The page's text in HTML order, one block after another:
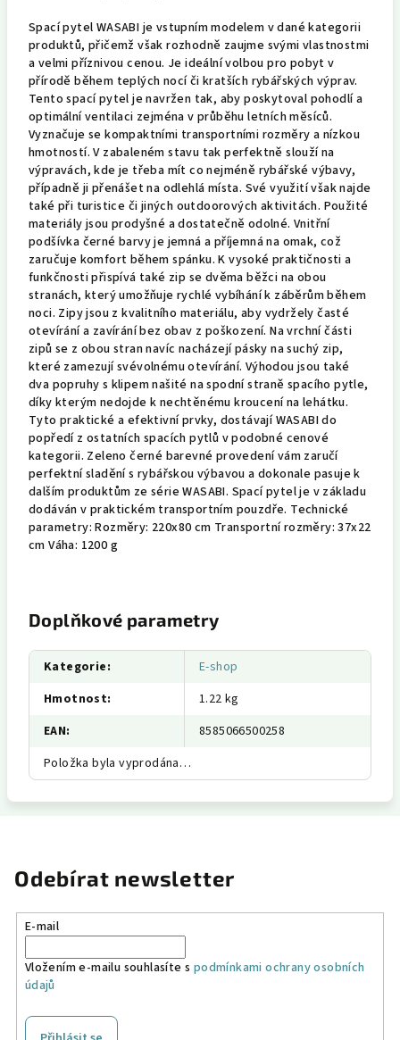
Spací pytel WASABI je vstupním modelem v dané kategorii
produktů, přičemž však rozhodně zaujme svými vlastnostmi
a velmi příznivou cenou. Je ideální volbou pro pobyt v
přírodě během teplých nocí či kratších rybářských výprav.
Tento spací pytel je navržen tak, aby poskytoval pohodlí a
optimální ventilaci zejména v průběhu letních měsíců.
Vyznačuje se kompaktními transportními rozměry a nízkou
hmotností. V zabaleném stavu tak perfektně slouží na
výpravách, kde je třeba mít co nejméně rybářské výbavy,
případně ji přenášet na odlehlá místa. Své využití však najde
také při turistice či jiných outdoorových aktivitách. Použité
materiály jsou prodyšné a dostatečně odolné. Vnitřní
podšívka černé barvy je jemná a příjemná na omak, což
zaručuje komfort během spánku. K vysoké praktičnosti a
funkčnosti přispívá také zip se dvěma běžci na obou
stranách, který umožňuje rychlé vybíhání k záběrům během
noci. Zipy jsou z kvalitního materiálu, aby vydržely časté
otevírání a zavírání bez obav z poškození. Na vrchní části
zipů se z obou stran navíc nacházejí pásky na suchý zip,
které zamezují svévolnému otevírání. Výhodou jsou také
dva popruhy s klipem našité na spodní straně spacího pytle,
díky kterým nedojde k nechtěnému kroucení na lehátku.
Tyto praktické a efektivní prvky, dostávají WASABI do
popředí z ostatních spacích pytlů v podobné cenové
kategorii. Zeleno černé barevné provedení vám zaručí
perfektní sladění s rybářskou výbavou a dokonale pasuje k
dalším produktům ze série WASABI. Spací pytel je v základu
dodáván v praktickém transportním pouzdře. Technické
parametry: Rozměry: 220x80 cm Transportní rozměry: 37x22
cm Váha: 1200 g
Doplňkové parametry
Kategorie:
E-shop
Hmotnost:
1.22 kg
EAN:
8585066500258
Položka byla vyprodána…
Odebírat newsletter
E-mail
Vložením e-mailu souhlasíte s podmínkami ochrany osobních
údajů